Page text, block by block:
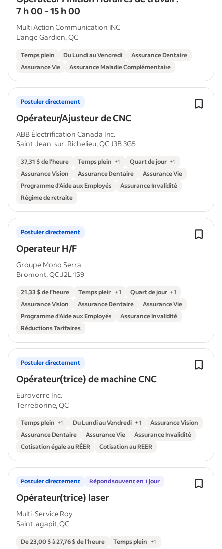
7 h 00 - 15 h 00
Multi Action Communication INC
L'ange Gardien, QC
Temps plein Du Lundi au Vendredi
Assurance Dentaire
Assurance Vie
Assurance Maladie Complémentaire
Opérateur/Ajusteur de CNC
Postuler directement
ABB Électrification Canada Inc.
Saint-Jean-sur-Richelieu, QC J3B 3G5
37,31 $ de l’heure Temps plein +1 Quart de jour +1
Assurance Vision
Assurance Dentaire
Assurance Vie
Programme d'Aide aux Employés
Assurance Invalidité
Régime de retraite
Operateur H/F
Postuler directement
Groupe Mono Serra
Bromont, QC J2L 1S9
21,33 $ de l’heure Temps plein +1 Quart de jour +1
Assurance Vision
Assurance Dentaire
Assurance Vie
Programme d'Aide aux Employés
Assurance Invalidité
Réductions Tarifaires
Opérateur(trice) de machine CNC
Postuler directement
Euroverre Inc.
Terrebonne, QC
Temps plein +1 Du Lundi au Vendredi +1
Assurance Vision
Assurance Dentaire
Assurance Vie
Assurance Invalidité
Cotisation égale au RÉER
Cotisation au REER
Opérateur(trice) laser
Postuler directement Répond souvent en 1 jour
Multi-Service Roy
Saint-agapit, QC
De 23,00 $ à 27,76 $ de l’heure Temps plein +1